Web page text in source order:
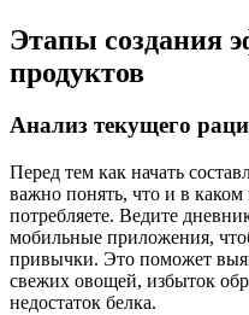
Этапы создания
продуктов
Анализ текущего
Перед тем как начать
важно понять, что и в
потребляете. Ведите
мобильные приложения,
привычки. Это поможет
свежих овощей, избыток
недостаток белка.